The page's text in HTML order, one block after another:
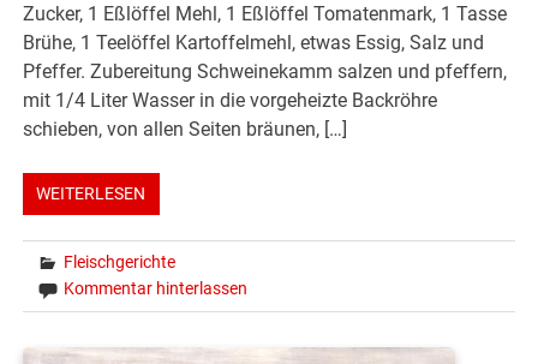
Zucker, 1 Eßlöffel Mehl, 1 Eßlöffel Tomatenmark, 1 Tasse
Brühe, 1 Teelöffel Kartoffelmehl, etwas Essig, Salz und
Pfeffer. Zubereitung Schweinekamm salzen und pfeffern,
mit 1/4 Liter Wasser in die vorgeheizte Backröhre
schieben, von allen Seiten bräunen, […]
WEITERLESEN
Fleischgerichte
Kommentar hinterlassen